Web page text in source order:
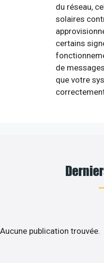
du réseau,
solaires
certains
de
que votre
Aucune publication trouvée.